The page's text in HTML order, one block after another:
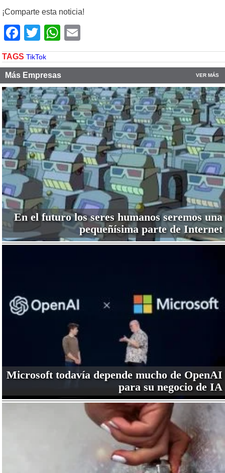
¡Comparte esta noticia!
Facebook
TwitterWhatsApp
TAGS TikTok
Más Empresas VER MÁS
En el futuro los seres humanos seremos una
pequeñísima parte de Internet
Microsoft todavía depende mucho de OpenAI
para su negocio de IA